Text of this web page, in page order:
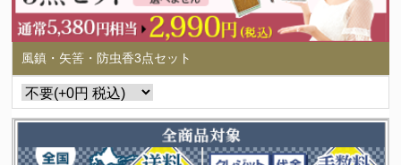
風鎮・矢筈・防虫香3点セット